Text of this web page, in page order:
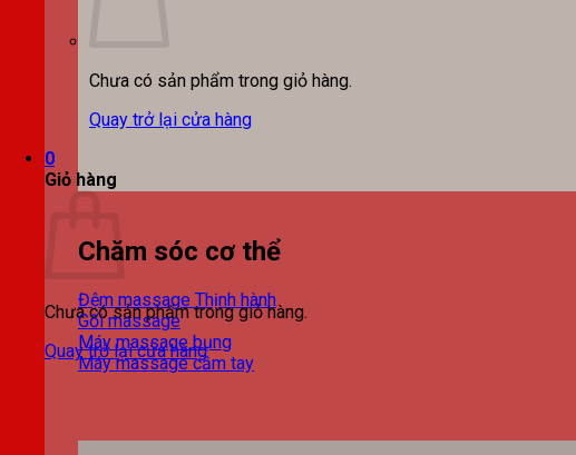
Chưa có sản phẩm trong giỏ hàng.
Quay trở lại cửa hàng
0
Giỏ hàng
Chưa có sản phẩm trong giỏ hàng.
Quay trở lại cửa hàng
Chăm sóc cơ thể
Đệm massage
Gối massage
Máy massage bụng
Máy massage cầm tay